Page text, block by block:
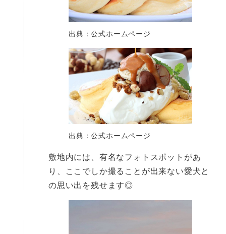
出典：公式ホームページ
出典：公式ホームページ
敷地内には、有名なフォトスポットがあ
り、ここでしか撮ることが出来ない愛犬と
の思い出を残せます◎